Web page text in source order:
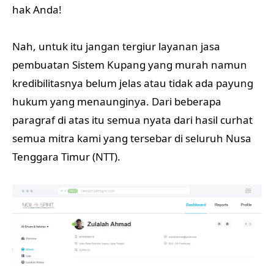
hak Anda!
Nah, untuk itu jangan tergiur layanan jasa
pembuatan Sistem Kupang yang murah namun
kredibilitasnya belum jelas atau tidak ada payung
hukum yang menaunginya. Dari beberapa
paragraf di atas itu semua nyata dari hasil curhat
semua mitra kami yang tersebar di seluruh Nusa
Tenggara Timur (NTT).